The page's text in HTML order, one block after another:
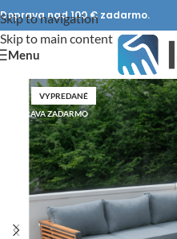
Skip to navigation
Skip to main content
Doprava nad 100 € zadarmo.
Menu
VYPREDANÉ
DOPRAVA ZADARMO